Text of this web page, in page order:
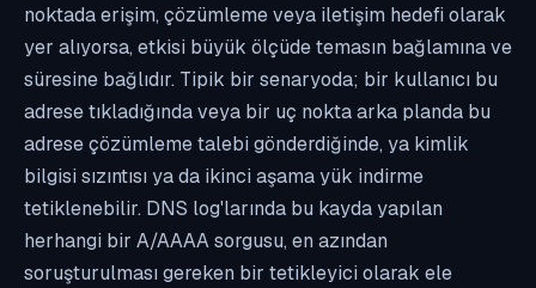
noktada erişim, çözümleme veya iletişim hedefi olarak
yer alıyorsa, etkisi büyük ölçüde temasın bağlamına ve
süresine bağlıdır. Tipik bir senaryoda; bir kullanıcı bu
adrese tıkladığında veya bir uç nokta arka planda bu
adrese çözümleme talebi gönderdiğinde, ya kimlik
bilgisi sızıntısı ya da ikinci aşama yük indirme
tetiklenebilir. DNS log'larında bu kayda yapılan
herhangi bir A/AAAA sorgusu, en azından
soruşturulması gereken bir tetikleyici olarak ele